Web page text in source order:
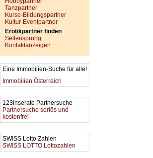
Tanzpartner
Kurse-Bildungspartner
Kultur-Eventpartner
Erotikpartner finden
Seitensprung
Kontaktanzeigen
Eine Immobilien-Suche für alle!
Immobilien Österreich
123inserate Partnersuche
Partnersuche seriös und
kostenfrei
SWISS Lotto Zahlen
SWISS LOTTO Lottozahlen